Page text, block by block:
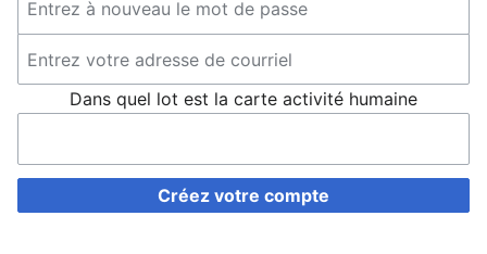
Dans quel lot est la carte activité humaine
Créez votre compte